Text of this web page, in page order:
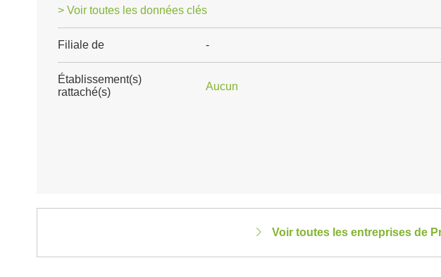
> Voir toutes les données clés
Filiale de -
Établissement(s)
rattaché(s)
Aucun
Voir toutes les entreprises de